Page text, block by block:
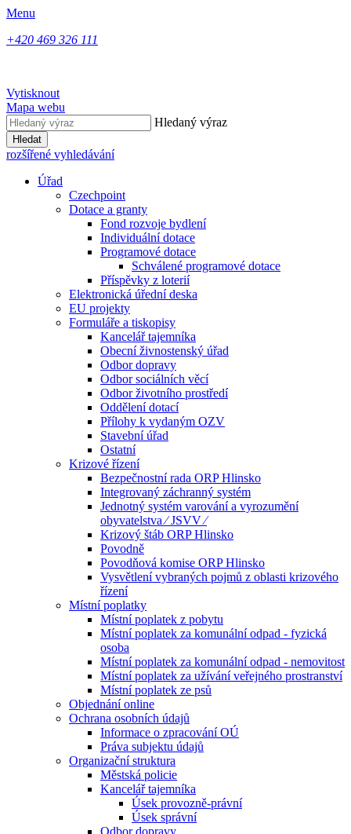
Menu
+420 469 326 111
Vytisknout
Mapa webu
Hledaný výraz
Hledat
rozšířené vyhledávání
Úřad
Czechpoint
Dotace a granty
Fond rozvoje bydlení
Individuální dotace
Programové dotace
Schválené programové dotace
Příspěvky z loterií
Elektronická úřední deska
EU projekty
Formuláře a tiskopisy
Kancelář tajemníka
Obecní živnostenský úřad
Odbor dopravy
Odbor sociálních věcí
Odbor životního prostředí
Oddělení dotací
Přílohy k vydaným OZV
Stavební úřad
Ostatní
Krizové řízení
Bezpečnostní rada ORP Hlinsko
Integrovaný záchranný systém
Jednotný systém varování a vyrozumění
obyvatelstva ⁄ JSVV ⁄
Krizový štáb ORP Hlinsko
Povodně
Povodňová komise ORP Hlinsko
Vysvětlení vybraných pojmů z oblasti krizového
řízení
Místní poplatky
Místní poplatek z pobytu
Místní poplatek za komunální odpad - fyzická
osoba
Místní poplatek za komunální odpad - nemovitost
Místní poplatek za užívání veřejného prostranství
Místní poplatek ze psů
Objednání online
Ochrana osobních údajů
Informace o zpracování OÚ
Práva subjektu údajů
Organizační struktura
Městská policie
Kancelář tajemníka
Úsek provozně-právní
Úsek správní
Odbor dopravy